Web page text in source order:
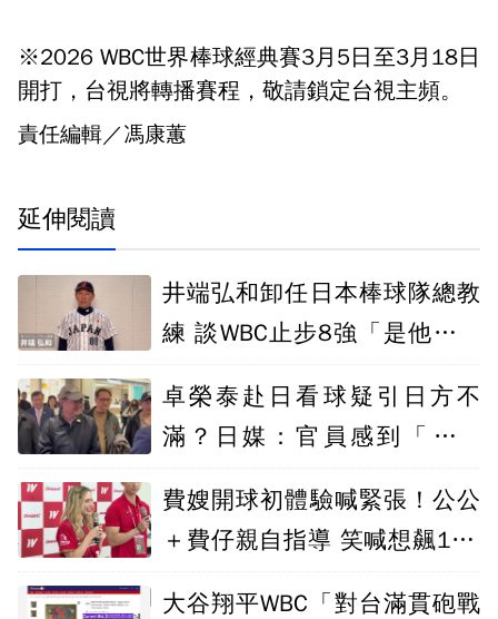
※2026 WBC世界棒球經典賽3月5日至3月18日
開打，台視將轉播賽程，敬請鎖定台視主頻。
責任編輯／馮康蕙
延伸閱讀
井端弘和卸任日本棒球隊總教
練 談WBC止步8強「是他的責
卓榮泰赴日看球疑引日方不
滿？日媒：官員感到「被背
費嫂開球初體驗喊緊張！公公
＋費仔親自指導 笑喊想飆145
大谷翔平WBC「對台滿貫砲戰